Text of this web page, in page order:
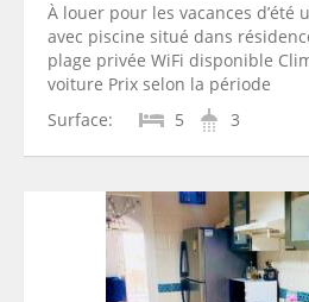
À louer pour les vacances d’été
avec piscine situé dans
plage privée WiFi disponible
voiture Prix selon la période
Surface:
5 3